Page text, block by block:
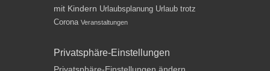
mit Kindern Urlaubsplanung Urlaub trotz
Corona Veranstaltungen
Privatsphäre-Einstellungen
Privatsphäre-Einstellungen ändern